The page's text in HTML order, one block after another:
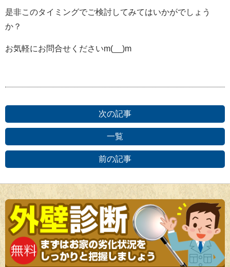
是非このタイミングでご検討してみてはいかがでしょう
か？
お気軽にお問合せくださいm(__)m
次の記事
一覧
前の記事